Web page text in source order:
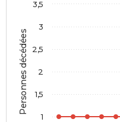
Personnes décédées
1
1,5
2
2,5
3
3,5